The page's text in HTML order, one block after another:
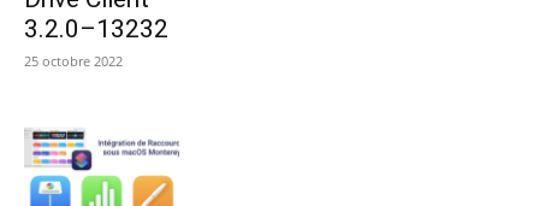
3.2.0–13232
25 octobre 2022